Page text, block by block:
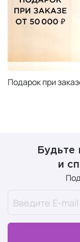
Подарок при
Будьте
и